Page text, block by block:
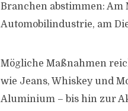
Branchen abstimmen: Am
Automobilindustrie, am
Mögliche Maßnahmen
wie Jeans, Whiskey und
Aluminium – bis hin zur